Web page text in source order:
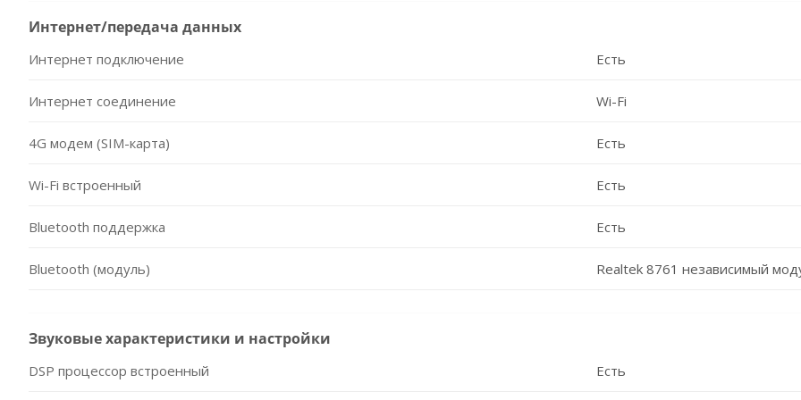
Интернет/передача данных
Интернет подключение Есть
Интернет соединение Wi-Fi
4G модем (SIM-карта) Есть
Wi-Fi встроенный Есть
Bluetooth поддержка Есть
Bluetooth (модуль) Realtek 8761 независимый
Звуковые характеристики и настройки
DSP процессор встроенный Есть